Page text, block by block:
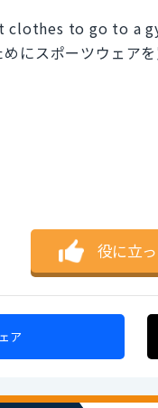
clothes to go to a
にスポーツウェアを
役に立
ア